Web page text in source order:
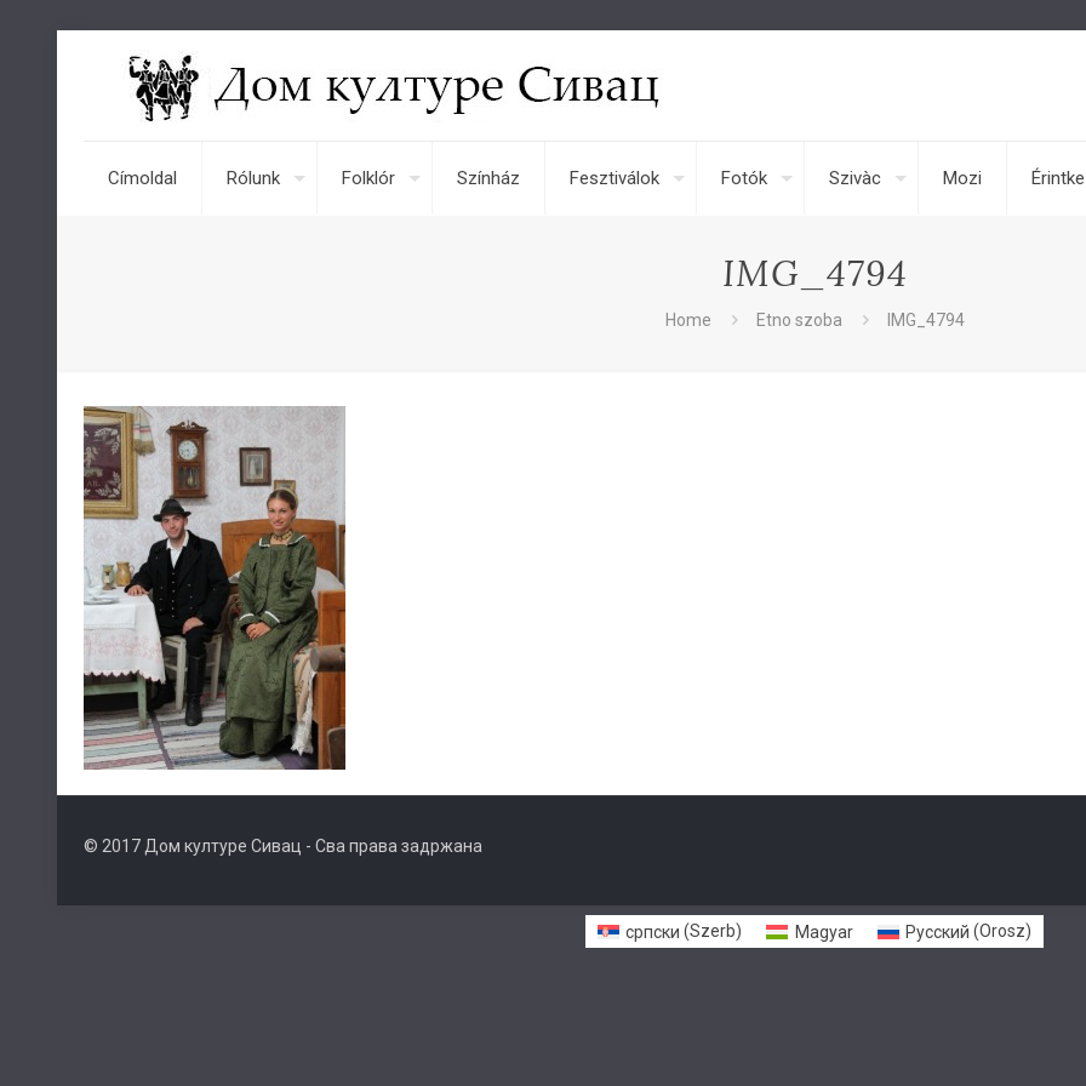
Címoldal Rólunk Folklór Színház Fesztiválok Fotók Szivàc Mozi
IMG_4794
Home Etno szoba IMG_4794
© 2017 Дом културе Сивац - Сва права задржана
српски (Szerb) Magyar Русский (Orosz)